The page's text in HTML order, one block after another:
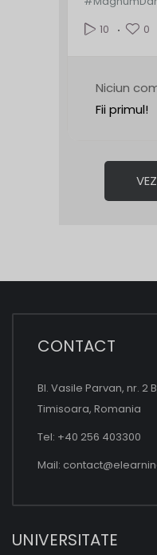
10
0
Niciun
Fii primul!
CONTACT
Bl. Vasile Parvan, nr. 2
Timisoara, Romania
Tel: +40 256 403300
Mail:
UNIVERSITATE